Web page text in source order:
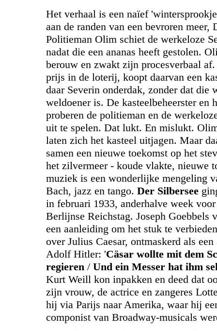
Het verhaal is een naïef
aan de randen van een bevroren meer,
Politieman Olim schiet de werkeloze
nadat die een ananas heeft gestolen.
berouw en zwakt zijn procesverbaal
prijs in de loterij, koopt daarvan een
daar Severin onderdak, zonder dat die
weldoener is. De kasteelbeheerster en
proberen de politieman en de
uit te spelen. Dat lukt. En mislukt.
laten zich het kasteel uitjagen. Maar
samen een nieuwe toekomst op het
het zilvermeer - koude vlakte, nieuwe
muziek is een wonderlijke mengeling
Bach, jazz en tango. Der Silbersee
in februari 1933, anderhalve week
Berlijnse Reichstag. Joseph Goebbels
een aanleiding om het stuk te
over Julius Caesar, ontmaskerd als
Adolf Hitler: 'Cäsar wollte mit dem
regieren / Und ein Messer hat ihm
Kurt Weill kon inpakken en deed dat
zijn vrouw, de actrice en zangeres
hij via Parijs naar Amerika, waar hij
componist van Broadway-musicals